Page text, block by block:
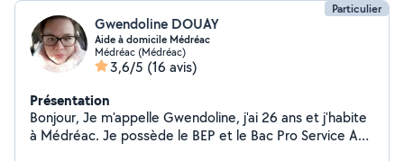
Particulier
Gwendoline DOUAY
Aide à domicile Médréac
Médréac (Médréac)
3,6/5 (16 avis)
Présentation
Bonjour, Je m'appelle Gwendoline, j'ai 26 ans et j'habite
à Médréac. Je possède le BEP et le Bac Pro Service Aux